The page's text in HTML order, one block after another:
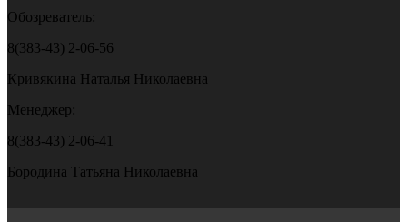
Обозреватель:
8(383-43) 2-06-56
Кривякина Наталья Николаевна
Менеджер:
8(383-43) 2-06-41
Бородина Татьяна Николаевна